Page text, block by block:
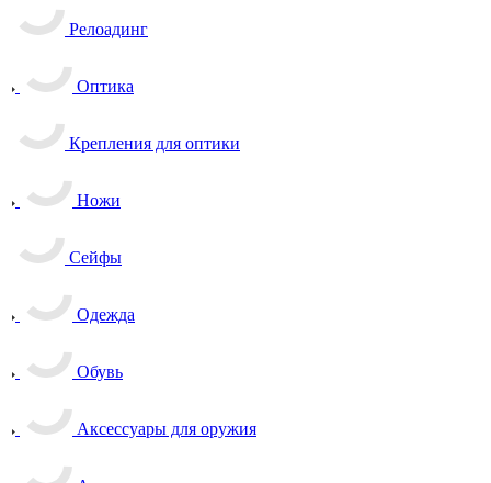
Релоадинг
Оптика
Крепления для оптики
Ножи
Сейфы
Одежда
Обувь
Аксессуары для оружия